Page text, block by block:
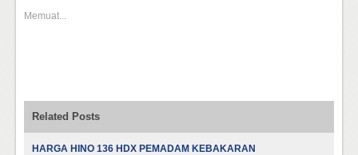
yang
Memuat...
Related Posts
HARGA HINO 136 HDX PEMADAM KEBAKARAN